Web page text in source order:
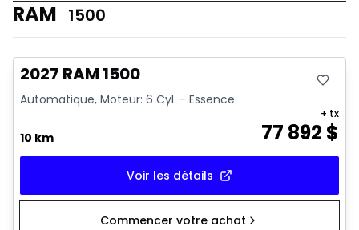
RAM 1500
En stock
2027 RAM 1500
Automatique, Moteur: 6 Cyl. - Essence
10 km 77 892 $
+ tx
Voir les détails
Commencer votre achat